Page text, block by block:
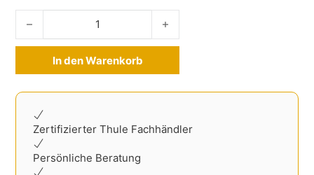
Ladekantenschutz Edelstahl Mercedes Sprinter ab 2018-
In den Warenkorb
Zertifizierter Thule Fachhändler
Persönliche Beratung